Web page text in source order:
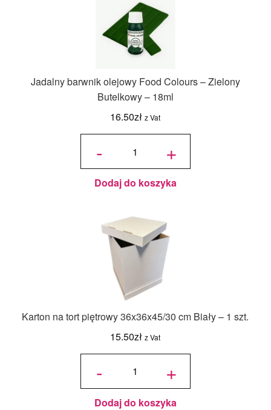
Jadalny barwnik olejowy Food Colours – Zielony
Butelkowy – 18ml
16.50zł z Vat
-
ilość
olejowy
Food
Colours -
Zielony
Butelkowy
+
Dodaj do koszyka
Karton na tort piętrowy 36x36x45/30 cm Biały – 1 szt.
15.50zł z Vat
-
ilość Karton
36x36x45/30
cm Biały - 1
szt. +
Dodaj do koszyka